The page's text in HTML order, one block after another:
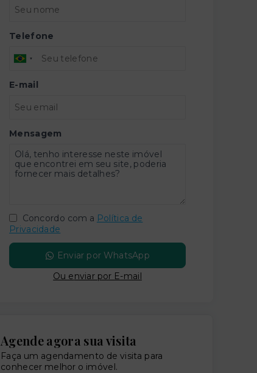
Telefone
E-mail
Mensagem
Concordo com a Política de
Privacidade
Enviar por WhatsApp
Ou enviar por E-mail
Agende agora sua visita
Faça um agendamento de visita para
conhecer melhor o imóvel.